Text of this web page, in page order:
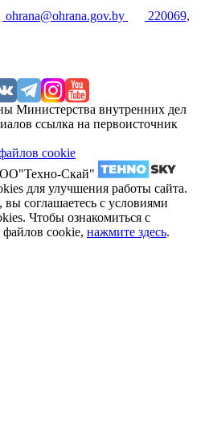
ohrana@ohrana.gov.by
220069,
Министерства внутренних дел
ссылка на первоисточник
cookie
Скай"
для улучшения работы сайта.
соглашаетесь с условиями
Чтобы ознакомиться с
файлов cookie, нажмите здесь.